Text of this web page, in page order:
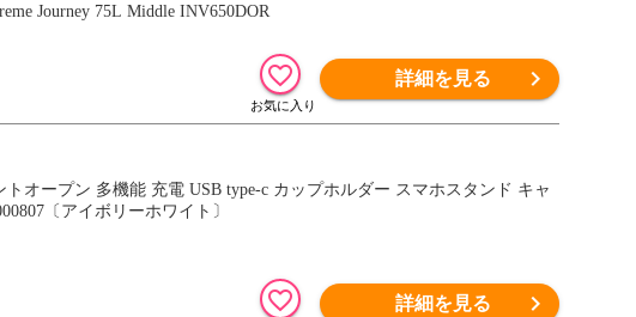
Journey 75L Middle INV650DOR
詳細を見る
オープン 多機能 充電 USB type-c カップホルダー スマホスタンド キャ
〔アイボリーホワイト〕
詳細を見る